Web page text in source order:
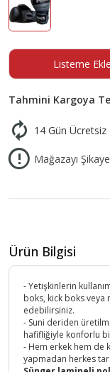
Listeme Ekle
Tahmini Kargoya
14 Gün Ücretsiz
Mağazayı
Ürün Bilgisi
- Yetişkinlerin
boks, kick boks veya
edebilirsiniz.
- Suni deriden
hafifliğiyle konforlu
- Hem erkek hem de
yapmadan herkes